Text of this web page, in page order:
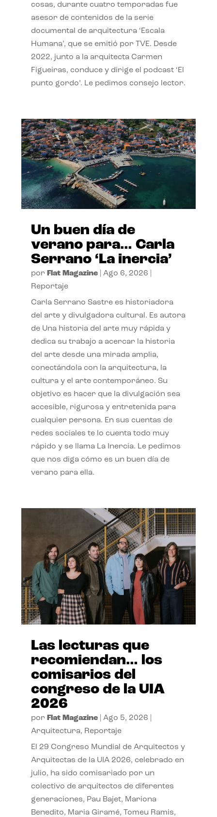
cosas, durante cuatro temporadas fue
asesor de contenidos de la serie
documental de arquitectura ‘Escala
Humana’, que se emitió por TVE. Desde
2022, junto a la arquitecta Carmen
Figueiras, conduce y dirige el podcast ‘El
punto gordo’. Le pedimos consejo lector.
Un buen día de
verano para… Carla
Serrano ‘La inercia’
por Flat Magazine| Ago 6, 2026
Reportaje
Carla Serrano Sastre es historiadora
del arte y divulgadora cultural. Es autora
de Una historia del arte muy rápida y
dedica su trabajo a acercar la historia
del arte desde una mirada amplia,
conectándola con la arquitectura, la
cultura y el arte contemporáneo. Su
objetivo es hacer que la divulgación sea
accesible, rigurosa y entretenida para
cualquier persona. En sus cuentas de
redes sociales te lo cuenta todo muy
rápido y se llama La Inercia. Le pedimos
que nos diga cómo es un buen día de
verano para ella.
Las lecturas que
recomiendan… los
comisarios del
congreso de la UIA
2026
por Flat Magazine| Ago 5, 2026
Arquitectura, Reportaje
El 29 Congreso Mundial de Arquitectos y
Arquitectas de la UIA 2026, celebrado en
julio, ha sido comisariado por un
colectivo de arquitectos de diferentes
generaciones, Pau Bajet, Mariona
Benedito, Maria Giramé, Tomeu Ramis,